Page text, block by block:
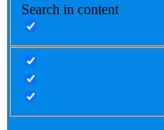
Search in content